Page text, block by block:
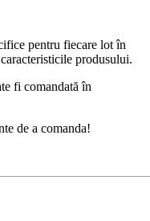
pentru fiecare lot în
produsului.
fi comandată în
de a comanda!